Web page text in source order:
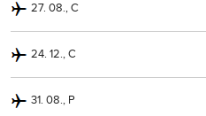
27. 08., C
24. 12., C
31. 08., P